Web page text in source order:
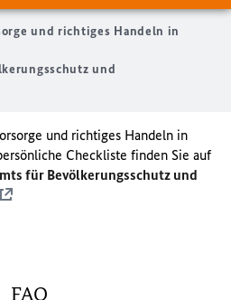
und richtiges Handeln in
und
und richtiges Handeln in
Checkliste finden Sie auf
für Bevölkerungsschutz und
FAQ